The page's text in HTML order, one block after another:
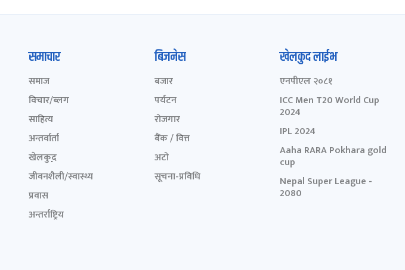
समाचार
समाज
विचार/ब्लग
साहित्य
अन्तर्वार्ता
खेलकुद़़
जीवनशैली/स्वास्थ्य
प्रवास
अन्तर्राष्ट्रिय
बिजनेस
बजार
पर्यटन
रोजगार
बैंक / वित्त
अटो
सूचना-प्रविधि
खेलकुद लाईभ
एनपीएल २०८१
ICC Men T20 World Cup
2024
IPL 2024
Aaha RARA Pokhara gold
cup
Nepal Super League -
2080